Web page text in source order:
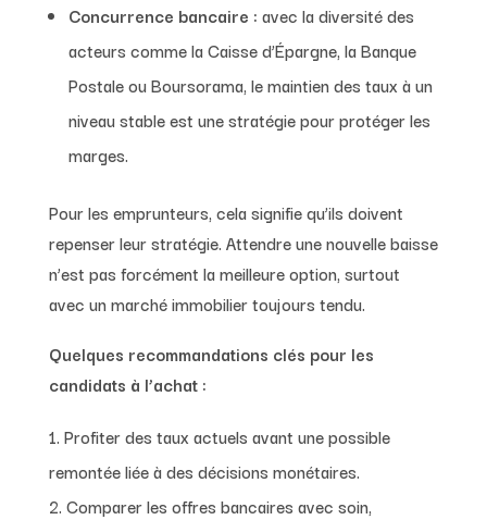
Concurrence bancaire : avec la diversité des
acteurs comme la Caisse d’Épargne, la Banque
Postale ou Boursorama, le maintien des taux à un
niveau stable est une stratégie pour protéger les
marges.
Pour les emprunteurs, cela signifie qu’ils doivent
repenser leur stratégie. Attendre une nouvelle baisse
n’est pas forcément la meilleure option, surtout
avec un marché immobilier toujours tendu.
Quelques recommandations clés pour les
candidats à l’achat :
Profiter des taux actuels avant une possible
remontée liée à des décisions monétaires.
Comparer les offres bancaires avec soin,